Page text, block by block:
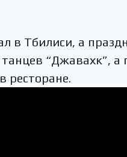
в Тбилиси, а
“Джавахк”,
ресторане.